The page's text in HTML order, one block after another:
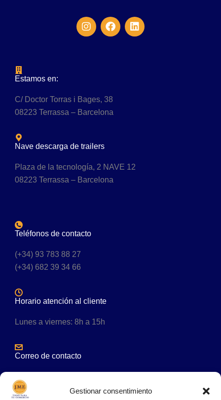
Gestionar consentimiento
Estamos en:
C/ Doctor Torras i Bages, 38
08223 Terrassa – Barcelona
Nave descarga de trailers
Plaza de la tecnología, 2 NAVE 12
08223 Terrassa – Barcelona
Teléfonos de contacto
(+34) 93 783 88 27
(+34) 682 39 34 66
Horario atención al cliente
Lunes a viernes: 8h a 15h
Correo de contacto